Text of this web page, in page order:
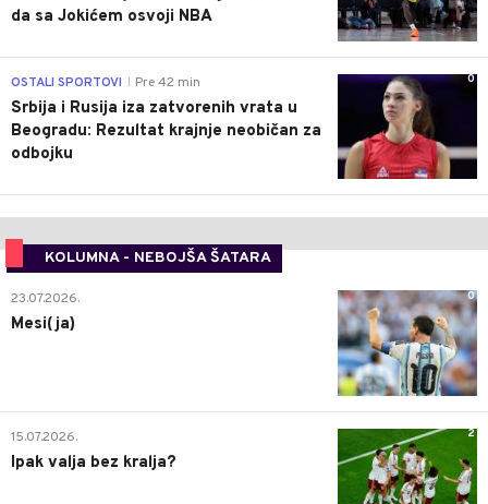
da sa Jokićem osvoji NBA
0
OSTALI SPORTOVI Pre 42 min
Srbija i Rusija iza zatvorenih vrata u
Beogradu: Rezultat krajnje neobičan za
odbojku
KOLUMNA - NEBOJŠA ŠATARA
0
23.07.2026.
Mesi(ja)
2
15.07.2026.
Ipak valja bez kralja?